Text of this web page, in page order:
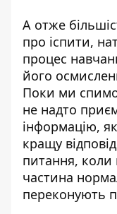
А отже
про іспити,
процес
його
Поки ми
не надто
інформацію,
кращу
питання,
частина
переконують